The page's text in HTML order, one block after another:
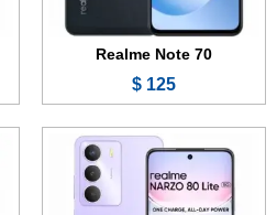
Realme Note 70
125 $
عرض الموصفات ←
الذاكرة: